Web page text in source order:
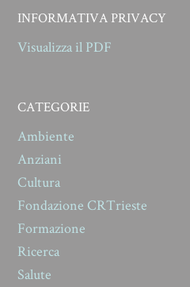
INFORMATIVA PRIVACY
Visualizza il PDF
CATEGORIE
Ambiente
Anziani
Cultura
Fondazione CRTrieste
Formazione
Ricerca
Salute